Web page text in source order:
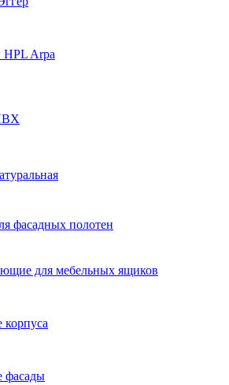
HPL Arpa
фасадных полотен
для мебельных ящиков
фасады